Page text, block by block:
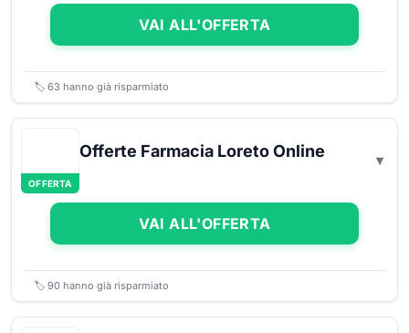
VAI ALL'OFFERTA
🏷️ 63 hanno già risparmiato
OFFERTA
Offerte Farmacia Loreto Online
VAI ALL'OFFERTA
🏷️ 90 hanno già risparmiato